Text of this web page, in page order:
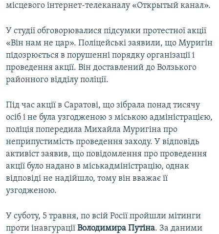
місцевого інтернет-телеканалу «Открытый канал».
У студії обговорювалися підсумки протестної акції
«Він нам не цар». Поліцейські заявили, що Муригін
підозрюється в порушенні порядку організації і
проведення акції. Він доставлений до Волзького
районного відділу поліції.
Під час акції в Саратові, що зібрала понад тисячу
осіб і не була узгодженою з міською адміністрацією,
поліція попередила Михайла Муригіна про
неприпустимість проведення заходу. У відповідь
активіст заявив, що повідомлення про проведення
акції було надано в міськадміністрацію, однак
відповіді не надійшло, тому він вважає її
узгодженою.
У суботу, 5 травня, по всій Росії пройшли мітинги
проти інавгурації Володимира Путіна. За даними